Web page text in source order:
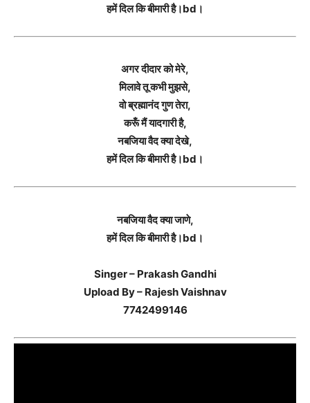
हमें दिल कि बीमारी है।bd।
अगर दीदार को मेरे,
मिलावे तू कभी मुझसे,
वो ब्रह्मानंद गुण तेरा,
करूँ मैं यादगारी है,
नबजिया वैद क्या देखे,
हमें दिल कि बीमारी है।bd।
नबजिया वैद क्या जाणे,
हमें दिल कि बीमारी है।bd।
Singer – Prakash Gandhi
Upload By – Rajesh Vaishnav
7742499146